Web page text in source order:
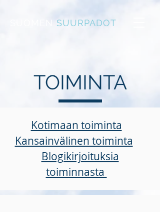
SUURPADOT
TOIMINTA
Kotimaan toiminta
Kansainvälinen toiminta
Blogikirjoituksia
toiminnasta